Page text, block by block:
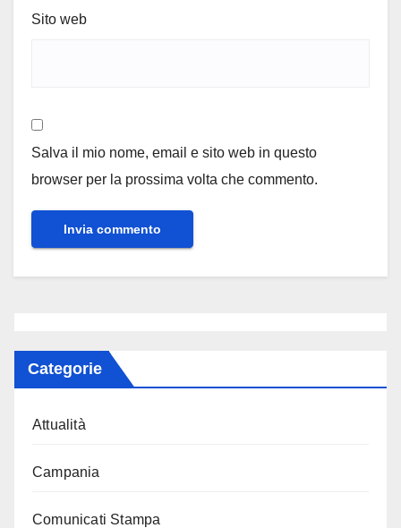
Sito web
Salva il mio nome, email e sito web in questo
browser per la prossima volta che commento.
Categorie
Attualità
Campania
Comunicati Stampa